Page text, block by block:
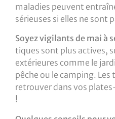
maladies peuvent
sérieuses si elles ne sont
Soyez vigilants de mai à
tiques sont plus actives,
extérieures comme le
pêche ou le camping. Les
retrouver dans vos
!